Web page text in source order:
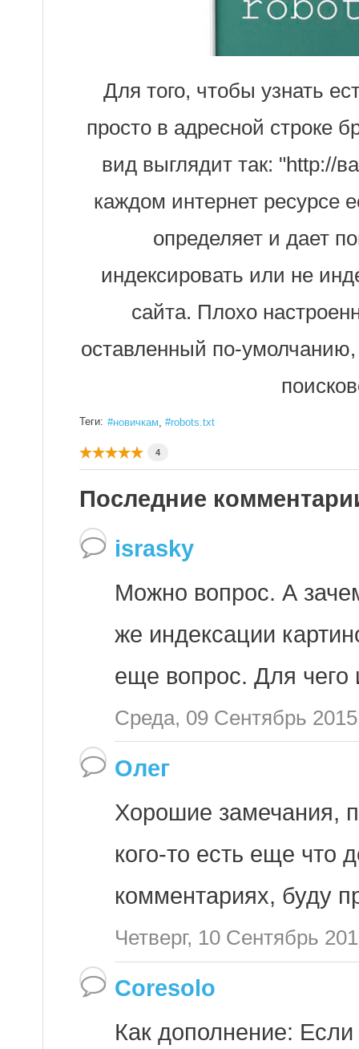
​Для того, чтобы узнать
просто в адресной строке
вид выглядит так: "http://
каждом интернет ресурсе
определяет и дает
индексировать или не
сайта. Плохо
оставленный по-умолчанию,
Теги: новичкам robots.txt
4
Последние
israsky
Можно вопрос. А
же индексации
еще вопрос. Для чего
Среда, 09 Сентябрь
Олег
Хорошие замечания,
кого-то есть еще что
комментариях, буду
Четверг, 10 Сентябрь
Coresolo
Как дополнение: Если